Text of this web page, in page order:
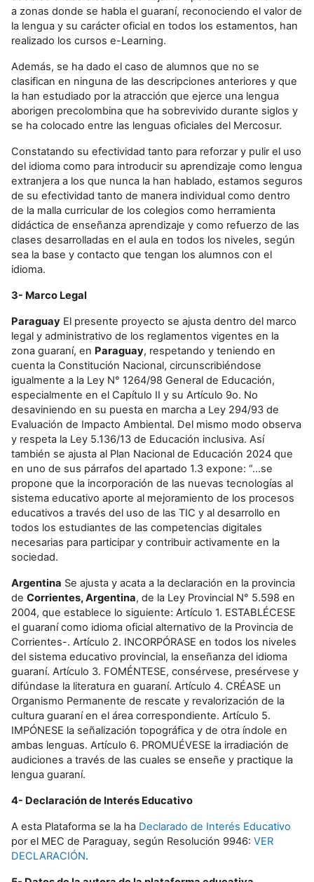
a zonas donde se habla el guaraní, reconociendo el valor de
la lengua y su carácter oficial en todos los estamentos, han
realizado los cursos e-Learning.
Además, se ha dado el caso de alumnos que no se
clasifican en ninguna de las descripciones anteriores y que
la han estudiado por la atracción que ejerce una lengua
aborigen precolombina que ha sobrevivido durante siglos y
se ha colocado entre las lenguas oficiales del Mercosur.
Constatando su efectividad tanto para reforzar y pulir el uso
del idioma como para introducir su aprendizaje como lengua
extranjera a los que nunca la han hablado, estamos seguros
de su efectividad tanto de manera individual como dentro
de la malla curricular de los colegios como herramienta
didáctica de enseñanza aprendizaje y como refuerzo de las
clases desarrolladas en el aula en todos los niveles, según
sea la base y contacto que tengan los alumnos con el
idioma.
3- Marco Legal
Paraguay El presente proyecto se ajusta dentro del marco
legal y administrativo de los reglamentos vigentes en la
zona guaraní, en Paraguay, respetando y teniendo en
cuenta la Constitución Nacional, circunscribiéndose
igualmente a la Ley N° 1264/98 General de Educación,
especialmente en el Capítulo II y su Artículo 9o. No
desaviniendo en su puesta en marcha a Ley 294/93 de
Evaluación de Impacto Ambiental. Del mismo modo observa
y respeta la Ley 5.136/13 de Educación inclusiva. Así
también se ajusta al Plan Nacional de Educación 2024 que
en uno de sus párrafos del apartado 1.3 expone: “...se
propone que la incorporación de las nuevas tecnologías al
sistema educativo aporte al mejoramiento de los procesos
educativos a través del uso de las TIC y al desarrollo en
todos los estudiantes de las competencias digitales
necesarias para participar y contribuir activamente en la
sociedad.
Argentina Se ajusta y acata a la declaración en la provincia
de Corrientes, Argentina, de la Ley Provincial N° 5.598 en
2004, que establece lo siguiente: Artículo 1. ESTABLÉCESE
el guaraní como idioma oficial alternativo de la Provincia de
Corrientes-. Artículo 2. INCORPÓRASE en todos los niveles
del sistema educativo provincial, la enseñanza del idioma
guaraní. Artículo 3. FOMÉNTESE, consérvese, presérvese y
difúndase la literatura en guaraní. Artículo 4. CRÉASE un
Organismo Permanente de rescate y revalorización de la
cultura guaraní en el área correspondiente. Artículo 5.
IMPÓNESE la señalización topográfica y de otra índole en
ambas lenguas. Artículo 6. PROMUÉVESE la irradiación de
audiciones a través de las cuales se enseñe y practique la
lengua guaraní.
4- Declaración de Interés Educativo
A esta Plataforma se la ha Declarado de Interés Educativo
por el MEC de Paraguay, según Resolución 9946: VER
DECLARACIÓN.